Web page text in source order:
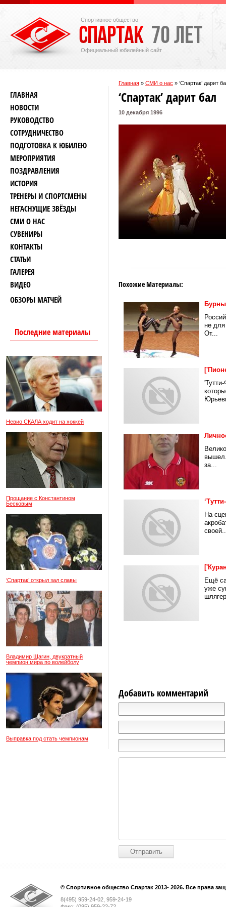
Спортивное общество
Официальный юбилейный сайт
Главная » СМИ о нас » ‘Спартак’ дарит
ГЛАВНАЯ
НОВОСТИ
РУКОВОДСТВО
СОТРУДНИЧЕСТВО
ПОДГОТОВКА К ЮБИЛЕЮ
МЕРОПРИЯТИЯ
ПОЗДРАВЛЕНИЯ
ИСТОРИЯ
ТРЕНЕРЫ И СПОРТСМЕНЫ
НЕГАСНУЩИЕ ЗВЁЗДЫ
СМИ О НАС
СУВЕНИРЫ
КОНТАКТЫ
СТАТЬИ
ГАЛЕРЕЯ
ВИДЕО
ОБЗОРЫ МАТЧЕЙ
Последние материалы
Невио СКАЛА ходит на хоккей
Прощание с Константином
Бесковым
‘Спартак’ открыл зал славы
Владимир Щагин, двукратный
чемпион мира по волейболу
Выправка под стать чемпионам
‘Спартак’ дарит бал
10 декабря 1996
Похожие Материалы:
не для
От...
вышел.
за...
На
Ещё
уже
Добавить комментарий
© Спортивное общество Спартак 2013- 2026. Все права
8(495) 959-24-02, 959-24-19